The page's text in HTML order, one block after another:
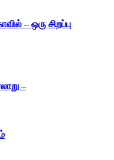
– ஒரு சிறப்பு
–